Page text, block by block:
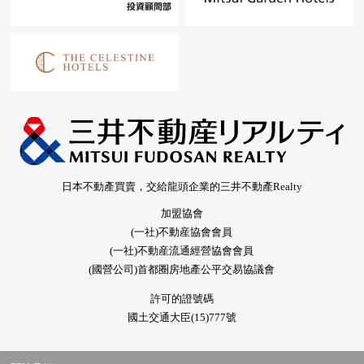
日本不動產買賣，交給龍頭企業的三井不動產Realty
加盟協會
(一社)不動産協會會員
(一社)不動産流通經營協會會員
(國營公司)首都圈房地產公平交易協議會
許可的證號碼
國土交通大臣(15)777號